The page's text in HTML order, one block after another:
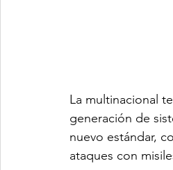
La multinacional
generación de
nuevo estándar,
ataques con